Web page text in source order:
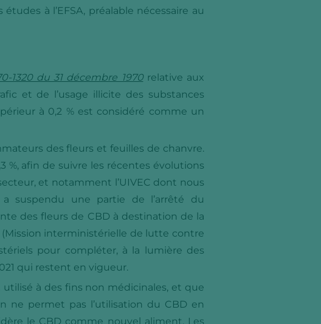
à l’EFSA, préalable nécessaire au
1320 du 31 décembre 1970relative aux
et de l’usage illicite des substances
à 0,2 % est considéré comme un
des fleurs et feuilles de chanvre.
%, afin de suivre les récentes évolutions
et notamment l’UIVEC dont nous
suspendu une partie de l’arrêté du
des fleurs de CBD à destination de la
interministérielle de lutte contre
pour compléter, à la lumière des
qui restent en vigueur.
utilisé à des fins non médicinales, et que
ne permet pas l’utilisation du CBD en
le CBD comme nouvel aliment. Les